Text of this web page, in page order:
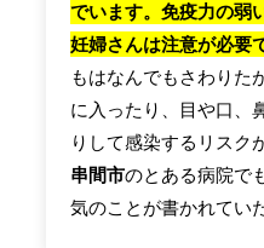
でいます。免疫力の弱
妊婦さんは注意が必要
もはなんでもさわりた
に入ったり、目や口、
りして感染するリスク
串間市のとある病院で
気のことが書かれてい